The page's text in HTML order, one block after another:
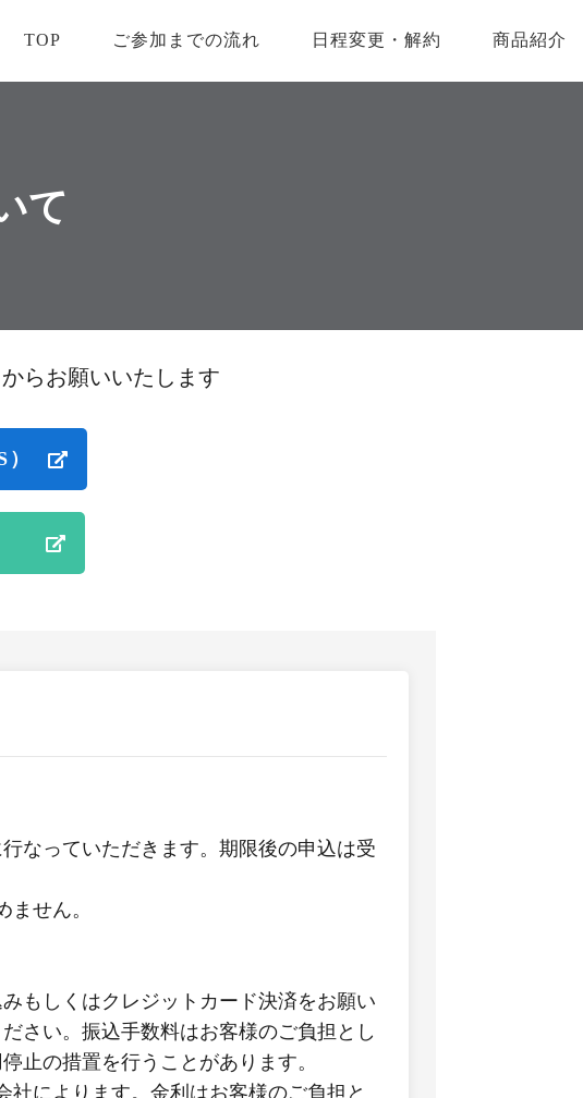
TOP ご参加までの流れ 日程変更・解約 商品紹介
て
らお願いいたします
なっていただきます。期限後の申込は受
せん。
もしくはクレジットカード決済をお願い
さい。振込手数料はお客様のご負担とし
止の措置を行うことがあります。
によります。金利はお客様のご負担と